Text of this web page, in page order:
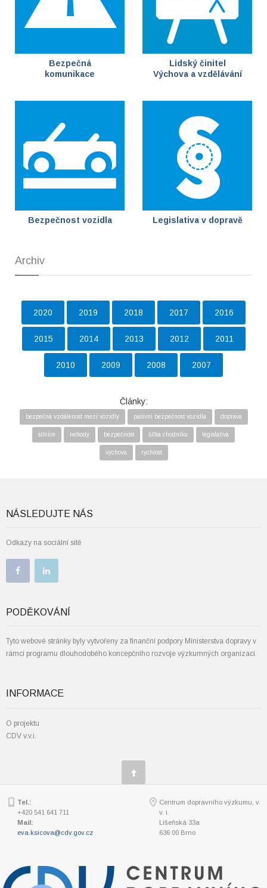
Bezpečná
komunikace
Lidský činitel
Výchova a vzdělávání
Bezpečnost vozidla Legislativa v dopravě
Archiv
2020 2019 2018 2017 2016
2015 2014 2013 2012 2011
2010 2009 2008 2007
Články:
bezpečná vzdálenost mezi vozidly pasivní bezpečnost vozidla doprava
silnice nehody bezpečnost šířka chodníku legislativa
výchova rychlost
NÁSLEDUJTE NÁS
Odkazy na sociální sítě
PODĚKOVÁNÍ
Tyto webové stránky byly vytvořeny za finanční podpory Ministerstva dopravy v
rámci programu dlouhodobého koncepčního rozvoje výzkumných organizací.
INFORMACE
O projektu
CDV v.v.i.
Tel.:
+420 541 641 711
Mail:
eva.ksicova@cdv.gov.cz
Centrum dopravního výzkumu, v.
v. i.
Líšeňská 33a
636 00 Brno